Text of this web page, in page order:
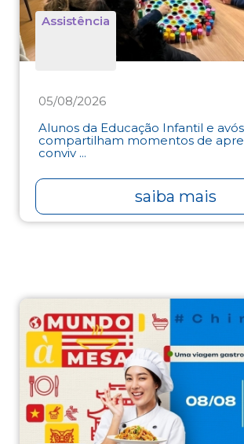
Assistência
05/08/2026
Alunos da Educação Infantil e avós
compartilham momentos de
conviv ...
saiba mais